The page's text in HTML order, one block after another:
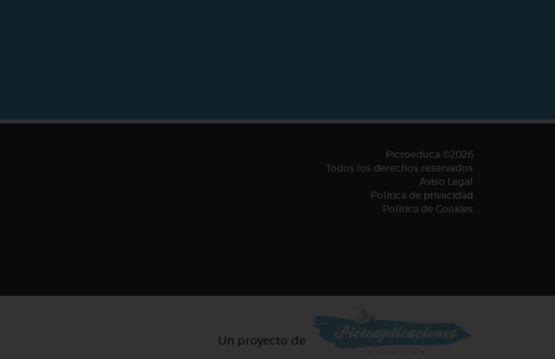
Pictoeduca ©2026
Todos los derechos reservados
Aviso Legal
Política de privacidad
Política de Cookies
Un proyecto de